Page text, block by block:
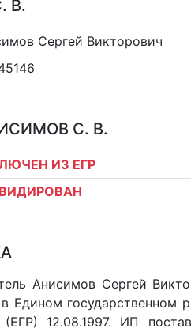
В.
Сергей Викторович
С. В.
ИЗ ЕГР
Анисимов Сергей
Едином государственном
(ЕГР) 12.08.1997. ИП